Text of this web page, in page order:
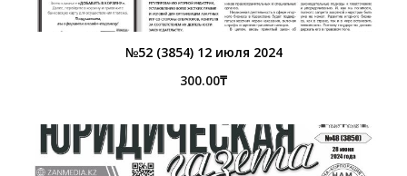
№52 (3854) 12 июля 2024
300.00₸